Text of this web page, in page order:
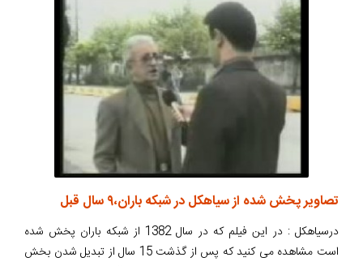
تصاویر پخش شده از سیاهکل در شبکه باران،۹ سال قبل
درسیاهکل : در این فیلم که در سال 1382 از شبکه باران پخش شده
است مشاهده می کنید که پس از گذشت 15 سال از تبدیل شدن بخش